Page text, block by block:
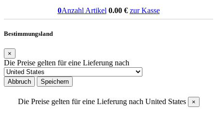
0Anzahl Artikel 0.00€ zur Kasse
Bestimmungsland
×
Die Preise gelten für eine Lieferung nach
Abbruch Speichern
Die Preise gelten für eine Lieferung nach United States ×